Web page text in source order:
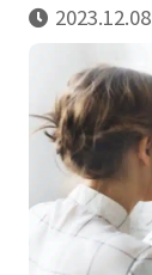
2023.12.08